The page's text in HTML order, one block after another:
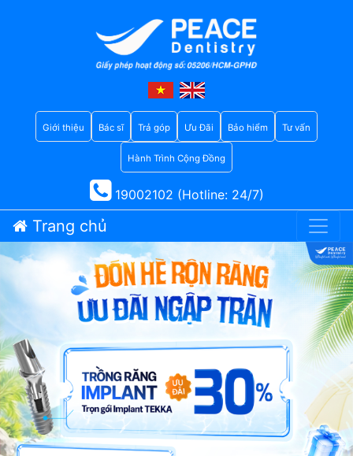
Giới thiệu Bác sĩ Trả góp Ưu Đãi Bảo hiểm Tư vấn
Hành Trình Cộng Đồng
19002102 (Hotline: 24/7)
Trang chủ